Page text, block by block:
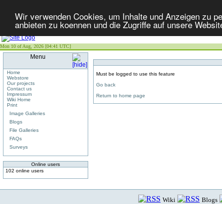
Wir verwenden Cookies, um Inhalte und Anzeigen zu
anbieten zu koennen und die Zugriffe auf unsere
Mon 10 of Aug, 2026 [04:41 UTC]
Menu
Home
Webstore
Our projects
Contact us
Impressum
Wiki Home
Print
Image Galleries
Blogs
File Galleries
FAQs
Surveys
Online users
102 online users
Must be logged to use this feature
Go back
Return to home page
Wiki Blogs